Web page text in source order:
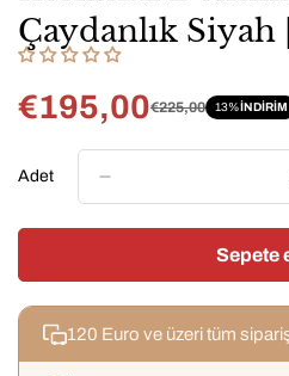
Çaydanlık
Satış
€195,00
Normal
€225,00 13%INDIRIM
Adet
Sepete
120 Euro ve üzeri tüm